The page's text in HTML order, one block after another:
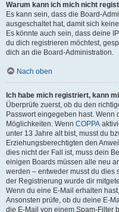
Warum kann ich mich nicht
Es kann sein, dass die Board-
ausgeschaltet hat, damit sich
Es könnte auch sein, dass deine
du dich registrieren möchtest,
dich an die Board-Administration.
Nach oben
Ich habe mich registriert, kann
Überprüfe zuerst, ob du den
Passwort eingegeben hast. Wenn
Möglichkeiten. Wenn COPPA
unter 13 Jahre alt bist, musst du
Erziehungsberechtigten den
dies nicht der Fall ist, muss dein
einigen Boards müssen alle neu
werden – entweder musst du dies
der Registrierung wurde dir
Wenn du eine E-Mail erhalten
Ansonsten prüfe, ob du deine E-
die E-Mail von einem Spam-Filter